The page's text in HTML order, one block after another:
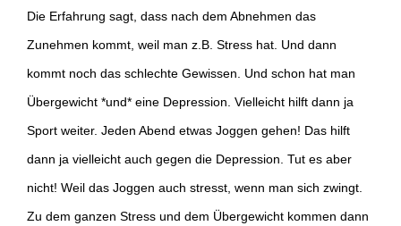
Die Erfahrung sagt, dass nach dem Abnehmen das
Zunehmen kommt, weil man z.B. Stress hat. Und dann
kommt noch das schlechte Gewissen. Und schon hat man
Übergewicht *und* eine Depression. Vielleicht hilft dann ja
Sport weiter. Jeden Abend etwas Joggen gehen! Das hilft
dann ja vielleicht auch gegen die Depression. Tut es aber
nicht! Weil das Joggen auch stresst, wenn man sich zwingt.
Zu dem ganzen Stress und dem Übergewicht kommen dann